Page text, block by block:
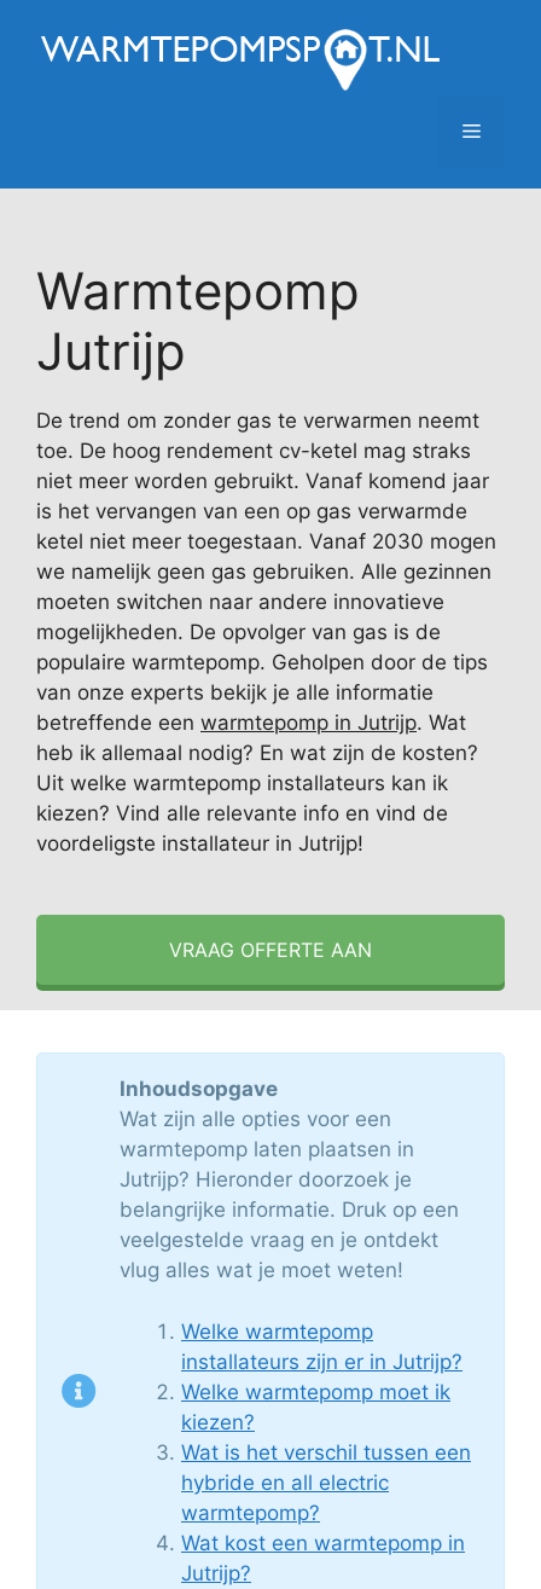
naar
Menu
Warmtepomp
Jutrijp
De trend om zonder gas te verwarmen neemt
toe. De hoog rendement cv-ketel mag straks
niet meer worden gebruikt. Vanaf komend jaar
is het vervangen van een op gas verwarmde
ketel niet meer toegestaan. Vanaf 2030 mogen
we namelijk geen gas gebruiken. Alle gezinnen
moeten switchen naar andere innovatieve
mogelijkheden. De opvolger van gas is de
populaire warmtepomp. Geholpen door de tips
van onze experts bekijk je alle informatie
betreffende een warmtepomp in Jutrijp. Wat
heb ik allemaal nodig? En wat zijn de kosten?
Uit welke warmtepomp installateurs kan ik
kiezen? Vind alle relevante info en vind de
voordeligste installateur in Jutrijp!
VRAAG OFFERTE AAN
Inhoudsopgave
Wat zijn alle opties voor een
warmtepomp laten plaatsen in
Jutrijp? Hieronder doorzoek je
belangrijke informatie. Druk op een
veelgestelde vraag en je ontdekt
vlug alles wat je moet weten!
Welke warmtepomp
installateurs zijn er in Jutrijp?
Welke warmtepomp moet ik
kiezen?
Wat is het verschil tussen een
hybride en all electric
warmtepomp?
Wat kost een warmtepomp in
Jutrijp?